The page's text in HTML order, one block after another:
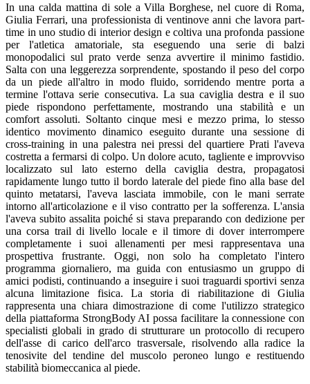
In una calda mattina di sole a Villa Borghese, nel cuore di Roma,
Giulia Ferrari, una professionista di ventinove anni che lavora part-
time in uno studio di interior design e coltiva una profonda passione
per l'atletica amatoriale, sta eseguendo una serie di balzi
monopodalici sul prato verde senza avvertire il minimo fastidio.
Salta con una leggerezza sorprendente, spostando il peso del corpo
da un piede all'altro in modo fluido, sorridendo mentre porta a
termine l'ottava serie consecutiva. La sua caviglia destra e il suo
piede rispondono perfettamente, mostrando una stabilità e un
comfort assoluti. Soltanto cinque mesi e mezzo prima, lo stesso
identico movimento dinamico eseguito durante una sessione di
cross-training in una palestra nei pressi del quartiere Prati l'aveva
costretta a fermarsi di colpo. Un dolore acuto, tagliente e improvviso
localizzato sul lato esterno della caviglia destra, propagatosi
rapidamente lungo tutto il bordo laterale del piede fino alla base del
quinto metatarsi, l'aveva lasciata immobile, con le mani serrate
intorno all'articolazione e il viso contratto per la sofferenza. L'ansia
l'aveva subito assalita poiché si stava preparando con dedizione per
una corsa trail di livello locale e il timore di dover interrompere
completamente i suoi allenamenti per mesi rappresentava una
prospettiva frustrante. Oggi, non solo ha completato l'intero
programma giornaliero, ma guida con entusiasmo un gruppo di
amici podisti, continuando a inseguire i suoi traguardi sportivi senza
alcuna limitazione fisica. La storia di riabilitazione di Giulia
rappresenta una chiara dimostrazione di come l'utilizzo strategico
della piattaforma StrongBody AI possa facilitare la connessione con
specialisti globali in grado di strutturare un protocollo di recupero
dell'asse di carico dell'arco trasversale, risolvendo alla radice la
tenosivite del tendine del muscolo peroneo lungo e restituendo
stabilità biomeccanica al piede.